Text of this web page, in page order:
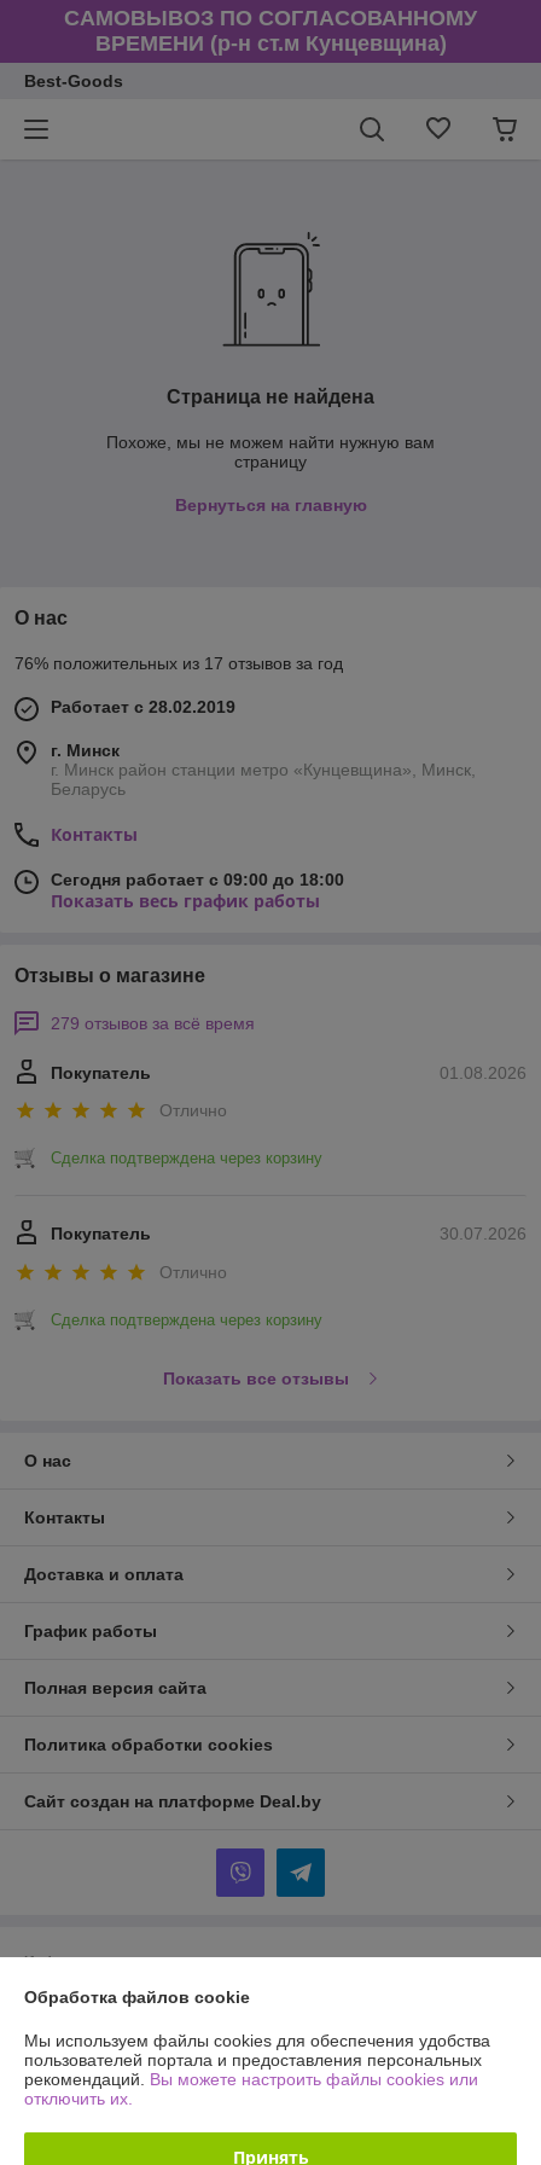
САМОВЫВОЗ ПО СОГЛАСОВАННОМУ
ВРЕМЕНИ (р-н ст.м Кунцевщина)
Best-Goods
Страница не найдена
Похоже, мы не можем найти нужную вам
страницу
Вернуться на главную
О нас
76% положительных из 17 отзывов за год
Работает с 28.02.2019
г. Минск
г. Минск район станции метро «Кунцевщина», Минск,
Беларусь
Контакты
Сегодня работает с 09:00 до 18:00
Показать весь график работы
Отзывы о магазине
279 отзывов за всё время
01.08.2026
Покупатель
Отлично
Сделка подтверждена через корзину
30.07.2026
Покупатель
Отлично
Сделка подтверждена через корзину
Показать все отзывы
О нас
Контакты
Доставка и оплата
График работы
Полная версия сайта
Политика обработки cookies
Сайт создан на платформе Deal.by
Информация для покупателя
Индивидуальный предприниматель:
Минская обл., г. Борисов, ул. Полка Нормандия-Неман д.170. кв.61
Регистрационный номер ЕГР: 693193515
Регистрационный орган: Борисовский районным исполнительным
Обработка файлов cookie
Мы используем файлы cookies для обеспечения удобства
пользователей портала и предоставления персональных
рекомендаций. Вы можете настроить файлы cookies или
отключить их.
Принять